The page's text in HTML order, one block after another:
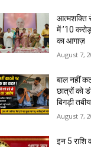
आत्मशक्ति
में ’10
का आगाज़
August 7,
बाल नहीं
छात्रों को
बिगड़ी
August 7,
इन 5 राशि